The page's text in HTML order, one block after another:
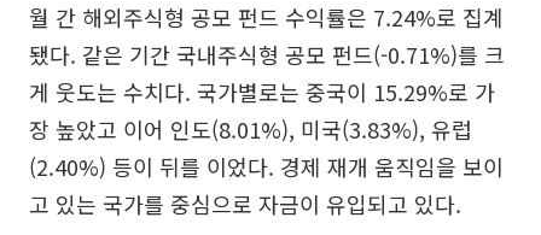
월 간 해외주식형 공모 펀드 수익률은 7.24%로 집계
됐다. 같은 기간 국내주식형 공모 펀드(-0.71%)를 크
게 웃도는 수치다. 국가별로는 중국이 15.29%로 가
장 높았고 이어 인도(8.01%), 미국(3.83%), 유럽
(2.40%) 등이 뒤를 이었다. 경제 재개 움직임을 보이
고 있는 국가를 중심으로 자금이 유입되고 있다.